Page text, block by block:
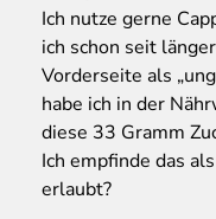
Ich nutze gerne
ich schon seit
Vorderseite als
habe ich in der
diese 33 Gramm
Ich empfinde das
erlaubt?